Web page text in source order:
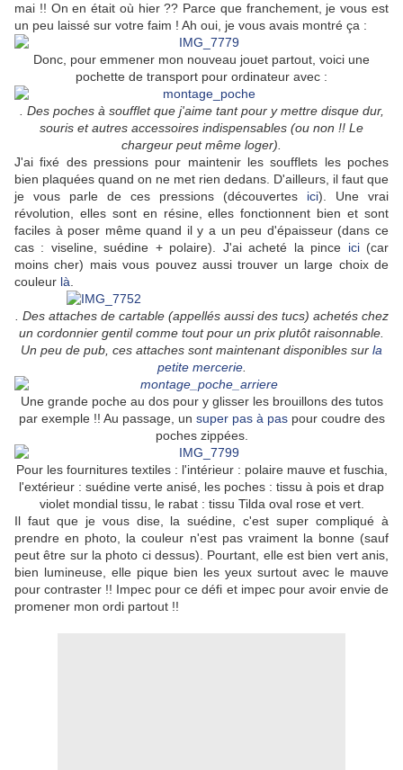
mai !! On en était où hier ?? Parce que franchement, je vous est
un peu laissé sur votre faim ! Ah oui, je vous avais montré ça :
Donc, pour emmener mon nouveau jouet partout, voici une
pochette de transport pour ordinateur avec :
. Des poches à soufflet que j'aime tant pour y mettre disque dur,
souris et autres accessoires indispensables (ou non !! Le
chargeur peut même loger).
J'ai fixé des pressions pour maintenir les soufflets les poches
bien plaquées quand on ne met rien dedans. D'ailleurs, il faut que
je vous parle de ces pressions (découvertes ici). Une vrai
révolution, elles sont en résine, elles fonctionnent bien et sont
faciles à poser même quand il y a un peu d'épaisseur (dans ce
cas : viseline, suédine + polaire). J'ai acheté la pince ici(car
moins cher) mais vous pouvez aussi trouver un large choix de
couleur là
. Des attaches de cartable (appellés aussi des tucs) achetés chez
un cordonnier gentil comme tout pour un prix plutôt raisonnable.
Un peu de pub, ces attaches sont maintenant disponibles sur la
petite mercerie.
Une grande poche au dos pour y glisser les brouillons des tutos
par exemple !! Au passage, un super pas à paspour coudre des
poches zippées.
Pour les fournitures textiles : l'intérieur : polaire mauve et fuschia,
l'extérieur : suédine verte anisé, les poches : tissu à pois et drap
violet mondial tissu, le rabat : tissu Tilda oval rose et vert.
Il faut que je vous dise, la suédine, c'est super compliqué à
prendre en photo, la couleur n'est pas vraiment la bonne (sauf
peut être sur la photo ci dessus). Pourtant, elle est bien vert anis,
bien lumineuse, elle pique bien les yeux surtout avec le mauve
pour contraster !! Impec pour ce défi et impec pour avoir envie de
promener mon ordi partout !!